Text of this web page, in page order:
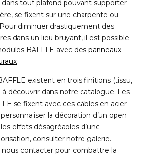
dans tout plafond pouvant supporter
se fixent sur une charpente ou
diminuer drastiquement des
dans un lieu bruyant, il est possible
BAFFLE avec des panneaux
.
existent en trois finitions (tissu,
découvrir dans notre catalogue. Les
se fixent avec des câbles en acier
la décoration d’un open
effets désagréables d’une
consulter notre galerie.
nous contacter pour combattre la